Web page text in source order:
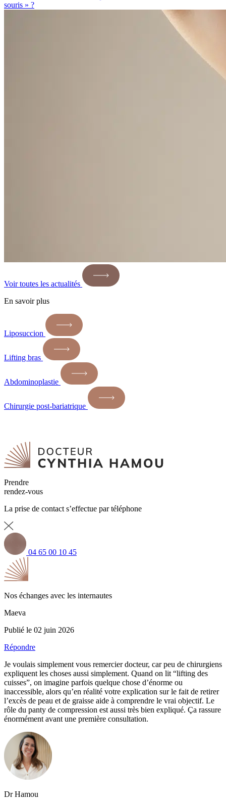
souris » ?
Voir toutes les actualités
En savoir plus
Liposuccion
Lifting bras
Abdominoplastie
Chirurgie post-bariatrique
Prendre
rendez-vous
La prise de contact s’effectue par téléphone
04 65 00 10 45
Nos échanges avec les internautes
Maeva
Publié le 02 juin 2026
Répondre
Je voulais simplement vous remercier docteur, car peu de chirurgiens
expliquent les choses aussi simplement. Quand on lit “lifting des
cuisses”, on imagine parfois quelque chose d’énorme ou
inaccessible, alors qu’en réalité votre explication sur le fait de retirer
l’excès de peau et de graisse aide à comprendre le vrai objectif. Le
rôle du panty de compression est aussi très bien expliqué. Ça rassure
énormément avant une première consultation.
Dr Hamou